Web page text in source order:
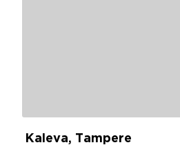
Kaleva, Tampere